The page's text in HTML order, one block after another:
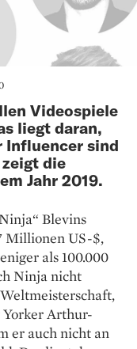
Videospiele
liegt daran,
Influencer sind
die
Jahr 2019.
Blevins
Millionen US-$,
als 100.000
Ninja nicht
Arthur-
er auch nicht an